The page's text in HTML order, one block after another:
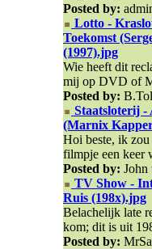
Posted by:
Lotto -
Toekomst
(1997).jpg
Wie heeft dit
mij op DVD of
Posted by: B.Tol
Staatsloterij -
(Marnix
Hoi beste, ik
filmpje een keer
Posted by: John
TV Show -
Ruis (198x).jpg
Belachelijk late
kom; dit is uit
Posted by: